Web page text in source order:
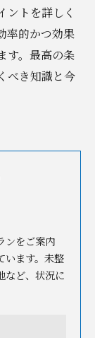
ントを詳しく
率的かつ効果
す。最高の条
べき知識と今
ンをご案内
います。未整
など、状況に